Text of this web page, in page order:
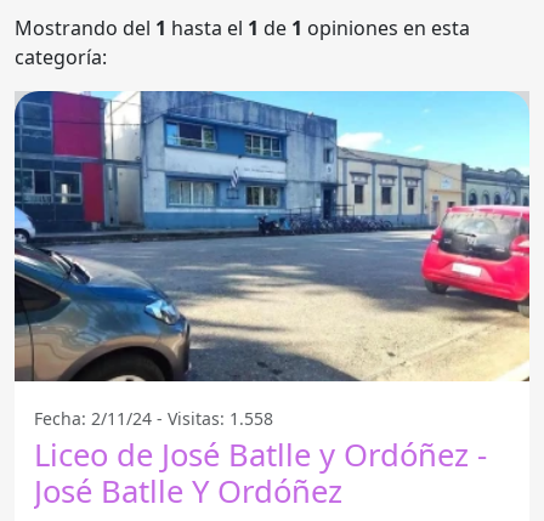
Mostrando del 1 hasta el 1 de 1 opiniones en esta
categoría:
Fecha: 2/11/24 - Visitas: 1.558
Liceo de José Batlle y Ordóñez -
José Batlle Y Ordóñez